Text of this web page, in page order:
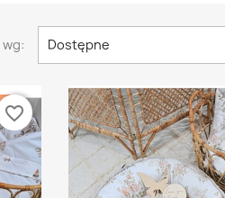
Dostępne
favorite_border